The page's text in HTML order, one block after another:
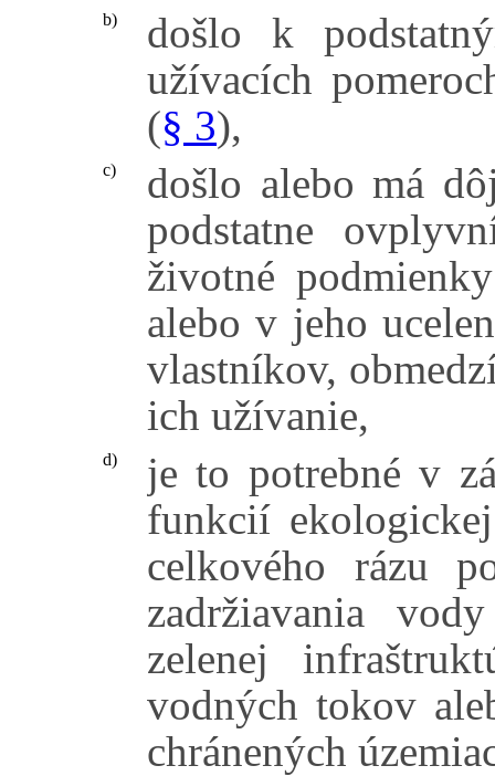
b)
došlo k
užívacích
(§ 3),
c)
došlo alebo má
podstatne
životné
alebo v jeho
vlastníkov,
ich užívanie,
d)
je to potrebné v
funkcií
celkového rázu
zadržiavania
zelenej
vodných tokov
chránených